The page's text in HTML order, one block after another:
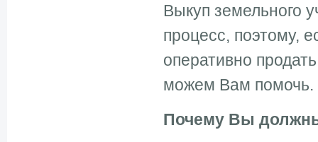
Выкуп земельного
процесс, поэтому,
оперативно
можем Вам помочь.
Почему Вы